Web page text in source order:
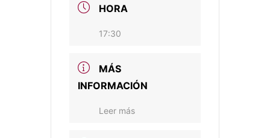
HORA
17:30
MÁS
INFORMACIÓN
Leer más